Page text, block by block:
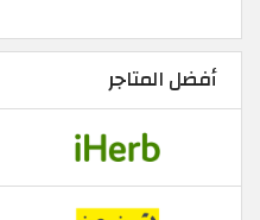
أفضل المتاجر